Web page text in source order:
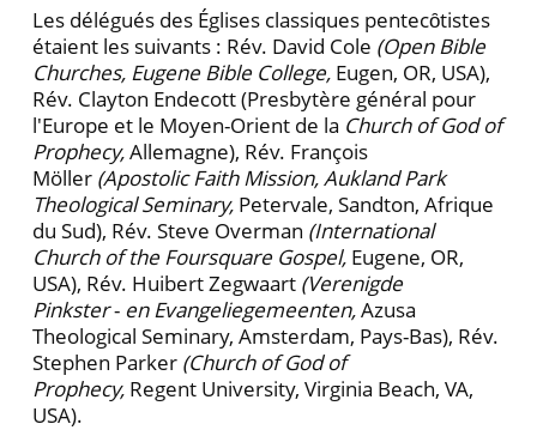
Les délégués des Églises classiques pentecȏtistes
étaient les suivants : Rév. David Cole (Open Bible
Churches, Eugene Bible College, Eugen, OR, USA),
Rév. Clayton Endecott (Presbytère général pour
l'Europe et le Moyen-Orient de la Church of God of
Prophecy,Allemagne), Rév. François
Möller (Apostolic Faith Mission, Aukland Park
Theological Seminary, Petervale, Sandton, Afrique
du Sud), Rév. Steve Overman (International
Church of the Foursquare Gospel, Eugene, OR,
USA), Rév. Huibert Zegwaart (Verenigde
Pinkster- en Evangeliegemeenten,Azusa
Theological Seminary, Amsterdam, Pays-Bas), Rév.
Stephen Parker (Church of God of
Prophecy, Regent University, Virginia Beach, VA,
USA).